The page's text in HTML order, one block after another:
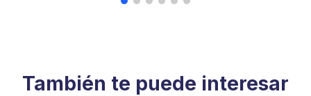
También te puede interesar